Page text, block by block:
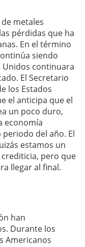
metales
pérdidas que ha
En el término
siendo
Unidos continuara
El Secretario
los Estados
el anticipa que el
un poco duro,
economía
del año. El
estamos un
pero que
llegar al final.
han
Durante los
Americanos